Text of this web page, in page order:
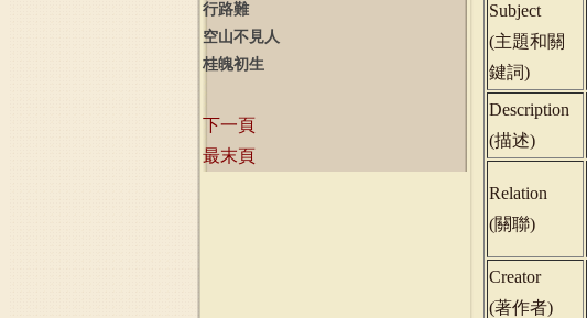
行路難
空山不見人
桂魄初生
下一頁
最末頁
Subject
(主題和關
鍵詞)
Description
(描述)
Relation
(關聯)
Creator
(著作者)